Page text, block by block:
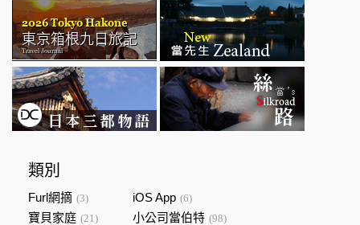
類別
Furl網摘 (3) iOS App (6)
寶貝家庭 (21) 小公司當伯特 (98)